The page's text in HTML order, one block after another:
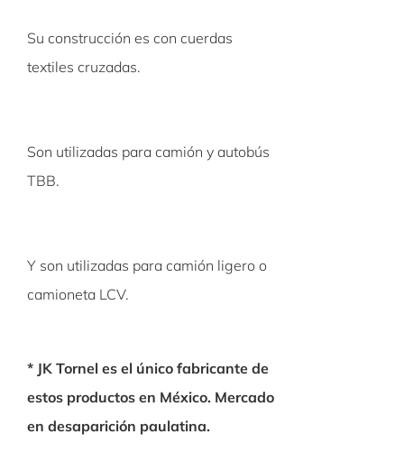
Su construcción es con cuerdas
textiles cruzadas.
Son utilizadas para camión y autobús
TBB.
Y son utilizadas para camión ligero o
camioneta LCV.
* JK Tornel es el único fabricante de
estos productos en México. Mercado
en desaparición paulatina.